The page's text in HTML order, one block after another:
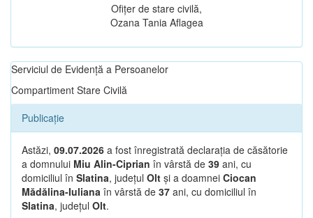
Ofițer de stare civilă,
Ozana Tania Aflagea
Serviciul de Evidență a Persoanelor
Compartiment Stare Civilă
Publicație
Astăzi, 09.07.2026 a fost înregistrată declarația de căsătorie
a domnului Miu Alin-Ciprian în vârstă de 39 ani, cu
domiciliul în Slatina, județul Olt și a doamnei Ciocan
Mădălina-Iuliana în vârstă de 37 ani, cu domiciliul în
Slatina, județul Olt.